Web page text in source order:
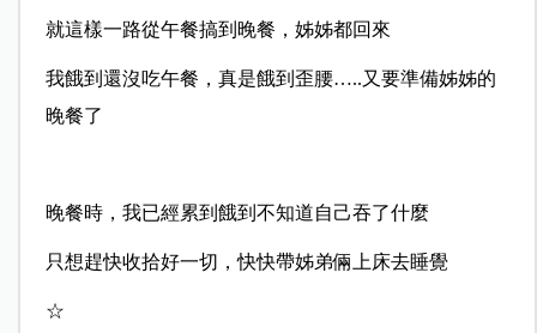
就這樣一路從午餐搞到晚餐，姊姊都回來
我餓到還沒吃午餐，真是餓到歪腰…..又要準備姊姊的
晚餐了
晚餐時，我已經累到餓到不知道自己吞了什麼
只想趕快收拾好一切，快快帶姊弟倆上床去睡覺
☆